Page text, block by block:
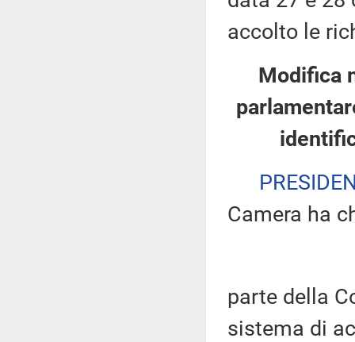
accolto le
Modifica
Camera ha
parte della
sistema di